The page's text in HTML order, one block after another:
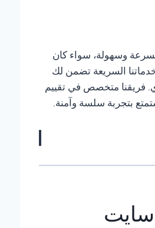
وسهولة، سواء كان
السريعة تضمن لك
فريقنا متخصص في تقييم
بتجربة سلسة وآمنة.
سايت